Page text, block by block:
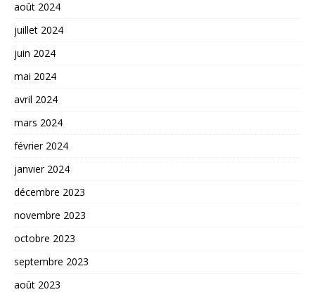
août 2024
juillet 2024
juin 2024
mai 2024
avril 2024
mars 2024
février 2024
janvier 2024
décembre 2023
novembre 2023
octobre 2023
septembre 2023
août 2023